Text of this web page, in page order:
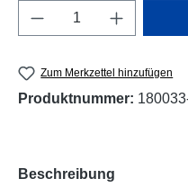
Produkt Anzahl:
Zum Merkzettel hinzufügen
Produktnummer:
Beschreibung